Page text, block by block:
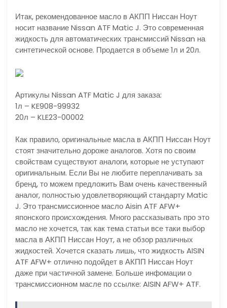
Итак, рекомендованное масло в АКПП Ниссан Ноут
носит название Nissan ATF Matic J. Это современная
жидкость для автоматических трансмиссий Nissan на
синтетической основе. Продается в объеме 1л и 20л.
Артикулы Nissan ATF Matic J для заказа:
1л – KE908-99932
20л – KLE23-00002
Как правило, оригинальные масла в АКПП Ниссан Ноут
стоят значительно дороже аналогов. Хотя по своим
свойствам существуют аналоги, которые не уступают
оригинальным. Если Вы не любите переплачивать за
бренд, то можем предложить Вам очень качественный
аналог, полностью удовлетворяющий стандарту Matic
J. Это трансмиссионное масло Aisin ATF AFW+
японского происхождения. Много рассказывать про это
масло не хочется, так как тема статьи все таки выбор
масла в АКПП Ниссан Ноут, а не обзор различных
жидкостей. Хочется сказать лишь, что жидкость AISIN
ATF AFW+ отлично подойдет в АКПП Ниссан Ноут
даже при частичной замене. Больше инфомации о
трансмиссионном масле по ссылке: AISIN AFW+ ATF.